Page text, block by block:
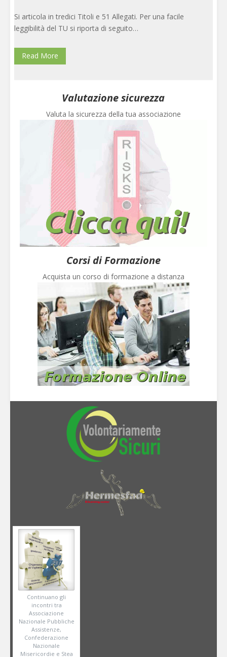
Si articola in tredici Titoli e 51 Allegati. Per una facile
leggibilità del TU si riporta di seguito…
Read More
Valutazione sicurezza
Valuta la sicurezza della tua associazione
Corsi di Formazione
Acquista un corso di formazione a distanza
Continuano gli
incontri tra
Associazione
Nazionale Pubbliche
Assistenze,
Confederazione
Nazionale
Misericordie e Stea